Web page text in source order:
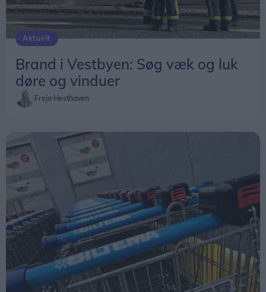
Aktuelt
Brand i Vestbyen: Søg væk og luk
døre og vinduer
Freja Hesthaven